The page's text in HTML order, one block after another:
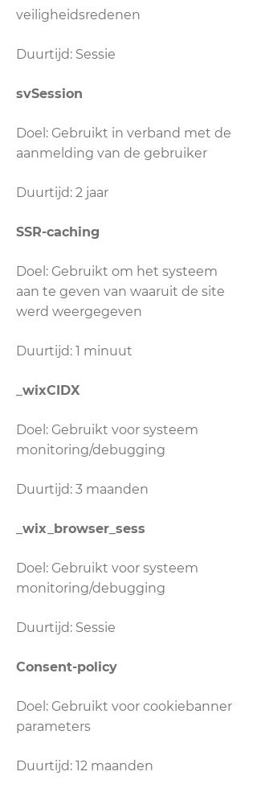
veiligheidsredenen
Duurtijd: Sessie
svSession
Doel: Gebruikt in verband met de
aanmelding van de gebruiker
Duurtijd: 2 jaar
SSR-caching
Doel: Gebruikt om het systeem
aan te geven van waaruit de site
werd weergegeven
Duurtijd: 1 minuut
_wixCIDX
Doel: Gebruikt voor systeem
monitoring/debugging
Duurtijd: 3 maanden
_wix_browser_sess
Doel: Gebruikt voor systeem
monitoring/debugging
Duurtijd: Sessie
Consent-policy
Doel: Gebruikt voor cookiebanner
parameters
Duurtijd: 12 maanden